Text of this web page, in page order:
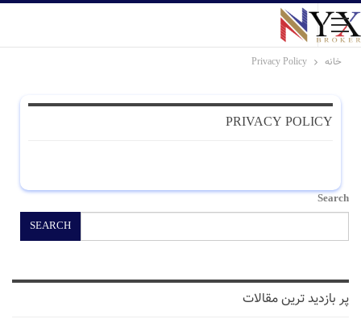
خانه Privacy Policy
PRIVACY POLICY
Search
SEARCH
پر بازدید ترین مقالات